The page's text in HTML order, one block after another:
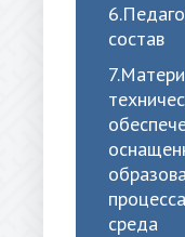
состав
среда